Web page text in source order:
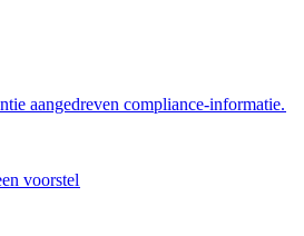
aangedreven compliance-informatie.​​
voorstel​​